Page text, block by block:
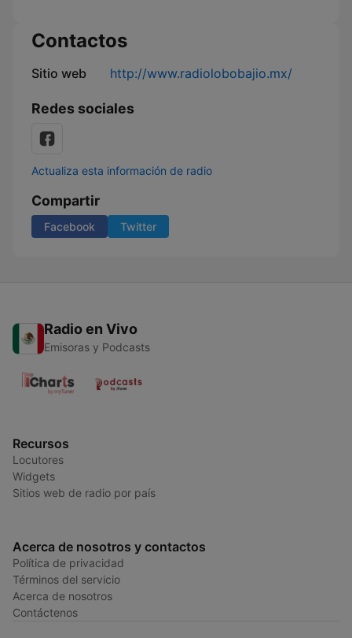
Contactos
Sitio web http://www.radiolobobajio.mx/
Redes sociales
Actualiza esta información de radio
Compartir
Facebook Twitter
Radio en Vivo
Emisoras y Podcasts
Recursos
Locutores
Widgets
Sitios web de radio por país
Acerca de nosotros y contactos
Política de privacidad
Términos del servicio
Acerca de nosotros
Contáctenos